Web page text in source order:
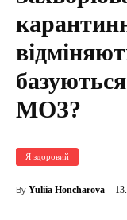
МОЗ?
Я здоровий
By Yuliia Honcharova